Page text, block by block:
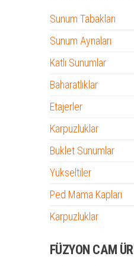
Sunum Tabakları
Sunum Aynaları
Katlı Sunumlar
Baharatlıklar
Etajerler
Karpuzluklar
Buklet Sunumlar
Yükseltiler
Ped Mama Kapları
Karpuzluklar
FÜZYON CAM